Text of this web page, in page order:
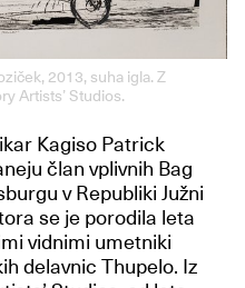
2013, suha igla. Z
Artists’ Studios.
Kagiso Patrick
član vplivnih Bag
v Republiki Južni
se je porodila leta
vidnimi umetniki
delavnic Thupelo. Iz